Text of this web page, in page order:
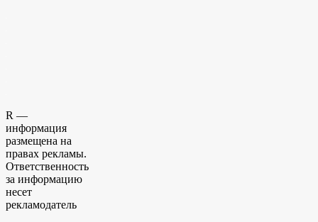
R —
информация
размещена на
правах рекламы.
Ответственность
за информацию
несет
рекламодатель